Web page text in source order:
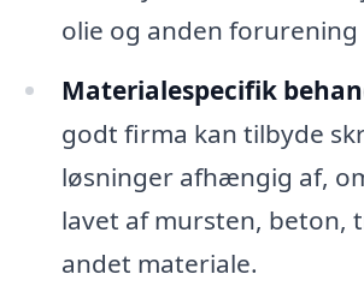
olie og anden
Materialespecifik
godt firma kan tilbyde
løsninger afhængig af,
lavet af mursten, beton,
andet materiale.